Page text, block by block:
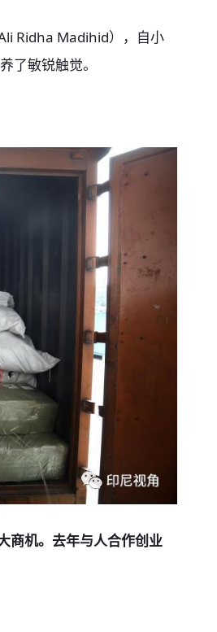
Ridha Madihid），自小
了敏锐触觉。
商机。去年与人合作创业